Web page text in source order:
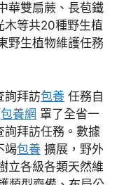
華雙扇蕨、長苞鐵
木等共20種野生植
野生植物維護任務
詢拜訪包養 任務自
包養網 罩了全省一
拜訪任務。數據
竭包養 擴展，野外
立各級各類天然維